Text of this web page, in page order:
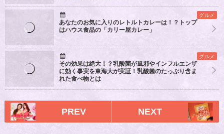
グルメ
あなたのお気に入りのレトルトカレーは！？トップ
はハウス食品の「カリー屋カレー」
グルメ
その効果は絶大！？乳酸菌が風邪やインフルエンザ
に効く事実を東海大が実証！乳酸菌のたっぷり含ま
れた食べ物とは
PREV NEXT